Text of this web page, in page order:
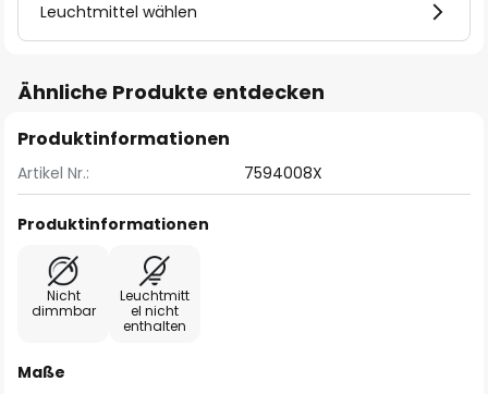
Leuchtmittel wählen
Ähnliche Produkte entdecken
Produktinformationen
Artikel Nr.: 7594008X
Produktinformationen
Nicht
dimmbar
Leuchtmitt
el nicht
enthalten
Maße